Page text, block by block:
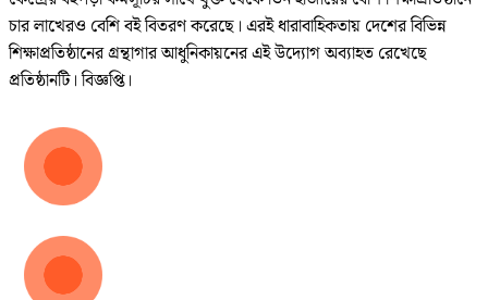
চার লাখেরও বেশি বই বিতরণ করেছে। এরই ধারাবাহিকতায় দেশের বিভিন্ন
শিক্ষাপ্রতিষ্ঠানের গ্রন্থাগার আধুনিকায়নের এই উদ্যোগ অব্যাহত রেখেছে
প্রতিষ্ঠানটি। বিজ্ঞপ্তি।